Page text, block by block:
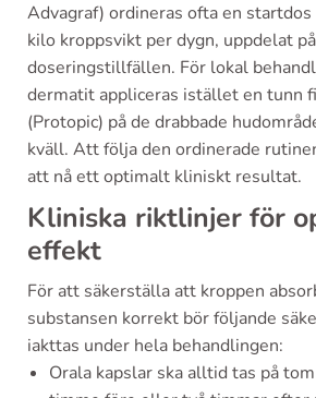
Advagraf) ordineras ofta en
kilo kroppsvikt per dygn, uppdelat
doseringstillfällen. För lokal
dermatit appliceras istället en tunn
(Protopic) på de drabbade
kväll. Att följa den ordinerade
att nå ett optimalt kliniskt resultat.
Kliniska riktlinjer för
effekt
För att säkerställa att kroppen
substansen korrekt bör följande
iakttas under hela behandlingen:
Orala kapslar ska alltid tas på